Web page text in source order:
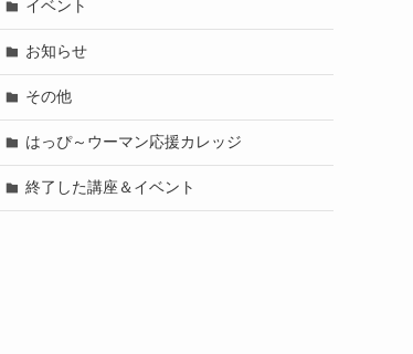
イベント
お知らせ
その他
はっぴ～ウーマン応援カレッジ
終了した講座＆イベント